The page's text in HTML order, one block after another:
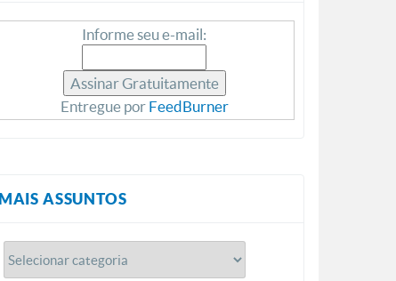
Informe seu e-mail:
Entregue porFeedBurner
MAIS ASSUNTOS